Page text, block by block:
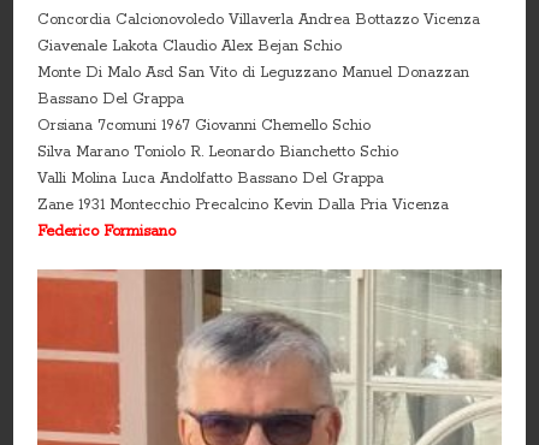
Concordia Calcionovoledo Villaverla Andrea Bottazzo Vicenza
Giavenale Lakota Claudio Alex Bejan Schio
Monte Di Malo Asd San Vito di Leguzzano Manuel Donazzan
Bassano Del Grappa
Orsiana 7comuni 1967 Giovanni Chemello Schio
Silva Marano Toniolo R. Leonardo Bianchetto Schio
Valli Molina Luca Andolfatto Bassano Del Grappa
Zane 1931 Montecchio Precalcino Kevin Dalla Pria Vicenza
Federico Formisano